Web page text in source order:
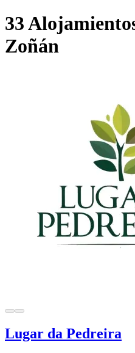
33
Zoñán
Lugar da Pedreira